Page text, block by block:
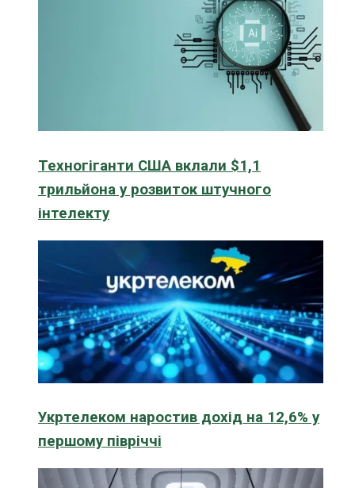
Техногіганти США вклали $1,1
трильйона у розвиток штучного
інтелекту
Укртелеком наростив дохід на 12,6% у
першому півріччі